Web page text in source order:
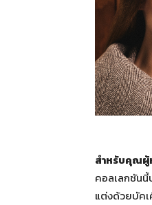
สำหรับคุณ
คอลเลกชันนี้
แต่งด้วยบัคเ